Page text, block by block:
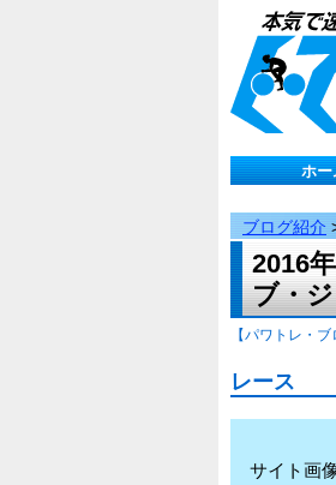
ホー
ブログ紹介
2016
ブ・
【パワトレ・ブ
レース
サイト画